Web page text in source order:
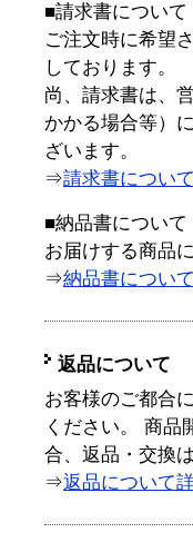
■請求書について
ご注文時に希望
しております。
尚、請求書は、
かかる場合等）
ざいます。
⇒請求書につい
■納品書について
お届けする商品
⇒納品書につい
返品について
お客様のご都合
ください。 商品
合、返品・交換
⇒返品について